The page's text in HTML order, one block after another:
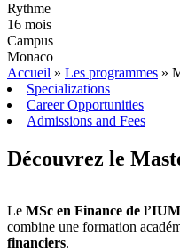
Rythme
16 mois
Campus
Monaco
Accueil » Les programmes »
Specializations
Career Opportunities
Admissions and Fees
Découvrez le
Le MSc en Finance de l’IUM
combine une formation
financiers.